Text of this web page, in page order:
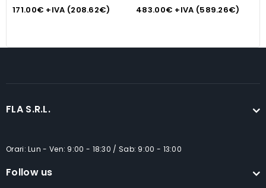
171.00€ +IVA (208.62€)
483.00€ +IVA (589.26€)
FLA S.R.L.
Orari: Lun - Ven: 9:00 - 18:30 / Sab: 9:00 - 13:00
Follow us